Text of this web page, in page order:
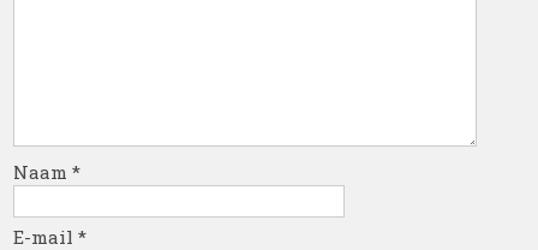
Naam*
E-mail*